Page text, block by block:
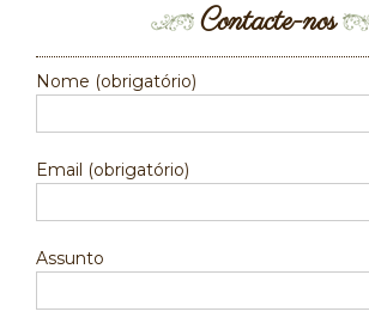
Contacte-nos
Nome (obrigatório)
Email (obrigatório)
Assunto